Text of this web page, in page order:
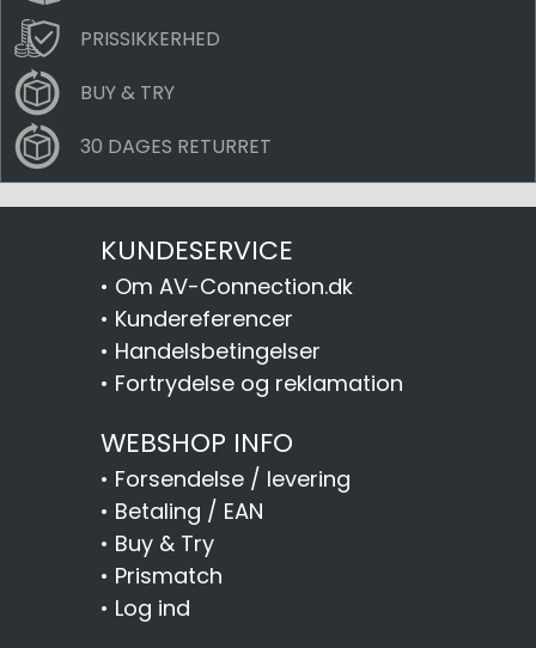
PRISSIKKERHED
BUY & TRY
30 DAGES RETURRET
KUNDESERVICE
• Om AV-Connection.dk
• Kundereferencer
• Handelsbetingelser
• Fortrydelse og reklamation
WEBSHOP INFO
• Forsendelse / levering
• Betaling / EAN
• Buy & Try
• Prismatch
• Log ind